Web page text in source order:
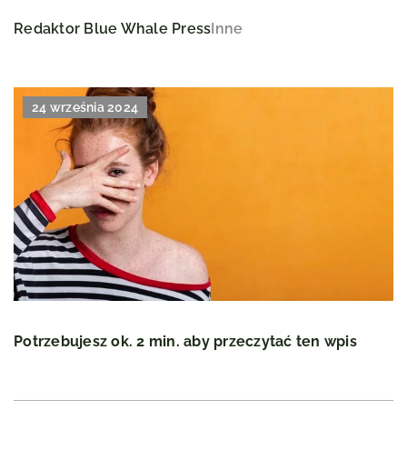
Redaktor Blue Whale PressInne
24 września 2024
Potrzebujesz ok. 2 min. aby przeczytać ten wpis